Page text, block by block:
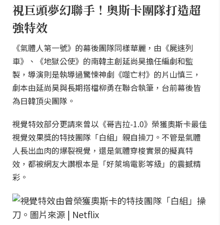
視巨頭夢幻聯手！奧斯卡團隊打造超
強特效
《氣體人第一號》的幕後團隊同樣華麗，由《屍速列
車》、《地獄公使》的南韓主創延尚昊擔任編劇和監
製，導演則是執導過驚悚神劇《噬亡村》的片山慎三，
劇本由延尚昊與長期搭檔柳勇在聯合執筆，台前幕後皆
為日韓頂尖團隊。
視覺特效部分更請來曾以《哥吉拉-1.0》榮獲奧斯卡最佳
視覺效果獎的特技團隊「白組」親自操刀。不管是氣體
人長出血肉的爆裂視覺，還是氣體穿梭實景的擬真特
效，都被網友大讚根本是「好萊塢電影等級」的震撼精
彩。